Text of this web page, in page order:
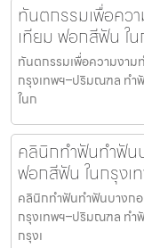
ทันตกรรมเพื่อคว
เทียม ฟอกสีฟัน ใ
ทันตกรรมเพื่อความงา
กรุงเทพฯ–ปริมณฑล ท
ในก
คลินิกทำฟันทำฟัน
ฟอกสีฟัน ในกรุง
คลินิกทำฟันทำฟันบางก
กรุงเทพฯ–ปริมณฑล ท
กรุงเ